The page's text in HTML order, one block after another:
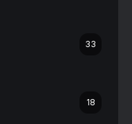
33
18